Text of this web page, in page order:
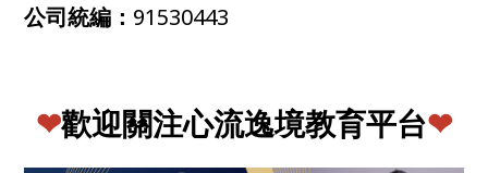
公司統編： 91530443
❤歡迎關注心流逸境教育平台❤